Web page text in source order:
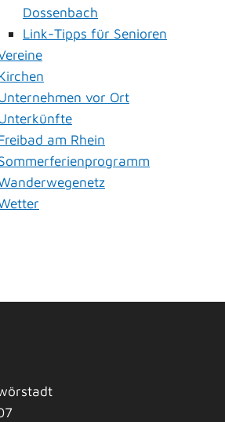
Dossenbach
Link-Tipps für Senioren
vor Ort
am Rhein